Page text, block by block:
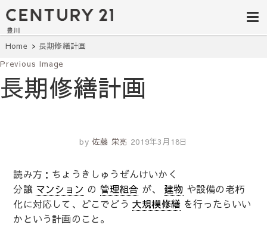
豊田市の中古
住宅・土地・
リノベ物件探
し｜センチュ
リー21豊川
建て・土地探しはセンチュリー21豊
川へ。豊田市内の最新物件情報を随
時更新中！駅近、建築条件無し、ペ
ット可、学区別など、お客様のこだ
単検索。
Home 長期修繕計画
Previous Image
長期修繕計画
by 佐藤 栄亮 2019年3月18日
読み方：ちょうきしゅうぜんけいかく
分譲 マンション の 管理組合 が、 建物 や設備の老朽
化に対応して、どこでどう大規模修繕 を行ったらいい
かという計画のこと。